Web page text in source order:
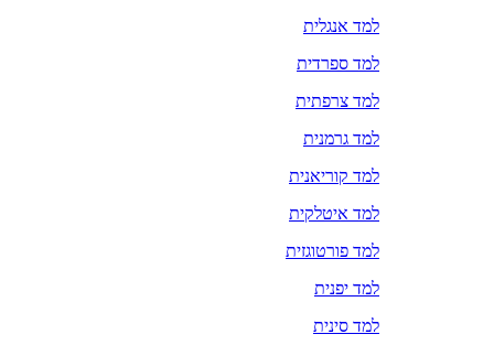
למד אנגלית
למד ספרדית
למד צרפתית
למד גרמנית
למד קוריאנית
למד איטלקית
למד פורטוגזית
למד יפנית
למד סינית